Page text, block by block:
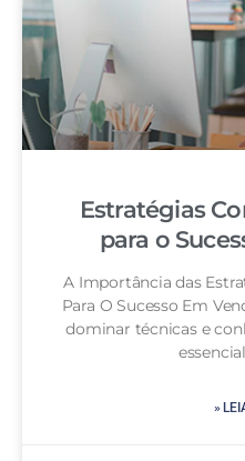
Estratégias
para o
A Importância das
Para O Sucesso Em
dominar técnicas e
»